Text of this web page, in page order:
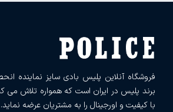
فروشگاه آنلاین پلیس بادی سایز نماینده
برند پلیس در ایران است که همواره تلاش می
با کیفیت و اورجینال را به مشتریان عرضه نماید.